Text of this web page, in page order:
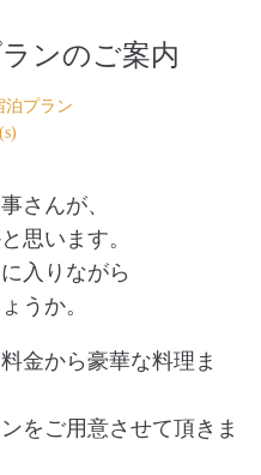
ンのご案内
泊プラン
さんが、
思います。
入りながら
うか。
金から豪華な料理ま
をご用意させて頂きま